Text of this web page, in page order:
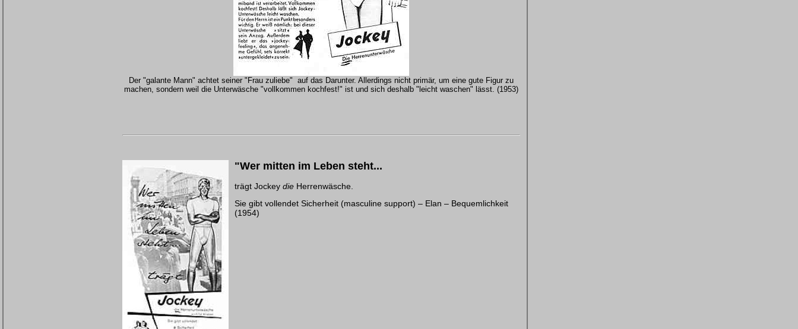
Der "galante Mann" achtet seiner "Frau zuliebe" auf das Darunter. Allerdings nicht primär, um eine gute Figur zu
machen, sondern weil die Unterwäsche "vollkommen kochfest!" ist und sich deshalb "leicht waschen" lässt. (1953)
"Wer mitten im Leben steht...
trägt Jockey die Herrenwäsche.
Sie gibt vollendet Sicherheit (masculine support) – Elan – Bequemlichkeit
(1954)